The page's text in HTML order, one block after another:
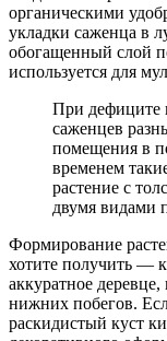
органическими
укладки саженца в
обогащенный слой
используется для
При дефиците
саженцев
помещения в
временем
растение с
двумя видами
Формирование
хотите получить —
аккуратное
нижних побегов.
раскидистый куст